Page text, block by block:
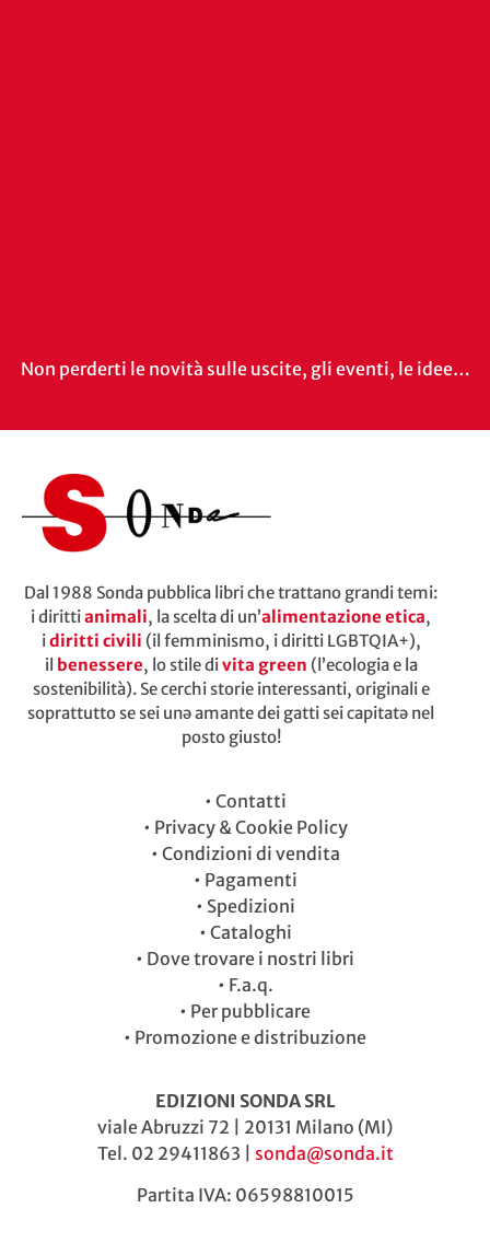
Non perderti le novità sulle uscite, gli eventi, le idee…
Dal 1988 Sonda pubblica libri che trattano grandi temi:
i dirittianimali, la scelta di un’alimentazione etica,
idiritti civili (il femminismo, i diritti LGBTQIA+),
il benessere, lo stile divita green (l’ecologia e la
sostenibilità). Se cerchi storie interessanti, originali e
soprattutto se sei unə amante dei gatti sei capitatə nel
posto giusto!
• Contatti
• Privacy & Cookie Policy
• Condizioni di vendita
• Pagamenti
• Spedizioni
• Cataloghi
• Dove trovare i nostri libri
• F.a.q.
• Per pubblicare
• Promozione e distribuzione
EDIZIONI SONDA SRL
viale Abruzzi 72 | 20131 Milano (MI)
Tel. 02 29411863 | sonda@sonda.it
Partita IVA: 06598810015